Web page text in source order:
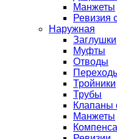
Манжеты
Ревизия
Наружная
Заглушки
Муфты
Отводы
Тройники
Трубы
Клапаны
Манжеты